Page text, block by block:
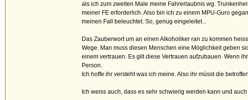
als ich zum zweiten Male meine Fahrerlaubnis wg.
meiner FE erforderlich. Also bin ich zu einem MPU-Guro
meinen Fall beleuchtet. So, genug eingeleitet...
Das Zauberwort um an einen Alkoholiker ran zu kommen
Wege. Man muss diesen Menschen eine Möglichkeit geben
einem vertrauen. Es gilt diese Vertrauen aufzubauen. Wenn
Person.
Ich hoffe ihr versteht was ich meine. Also ihr müsst die
Ich weiss auch, dass es sehr schwierig werden kann und